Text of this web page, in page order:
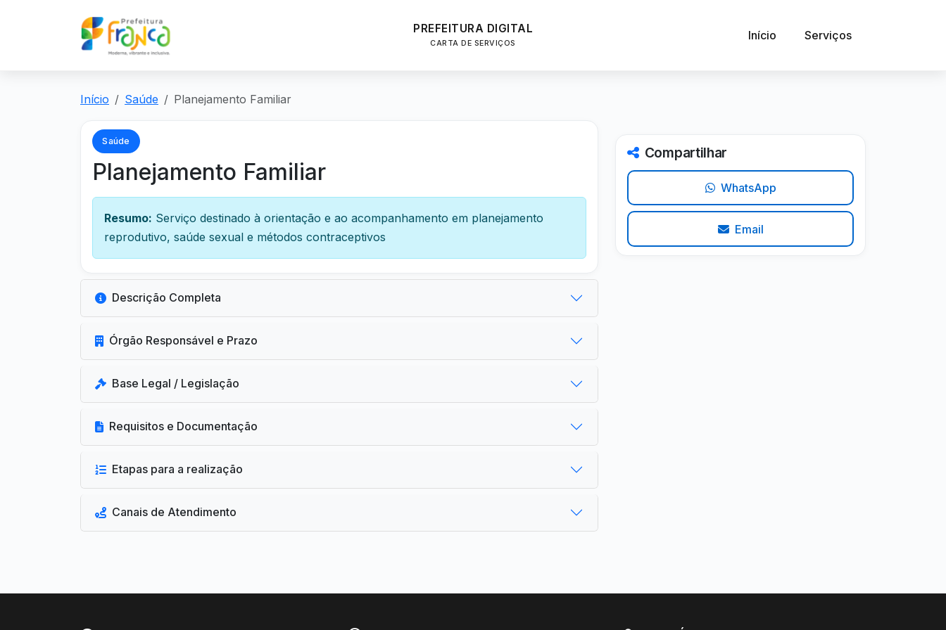
PREFEITURA DIGITAL
CARTA DE SERVIÇOS
Início Serviços
Início Saúde Planejamento Familiar
Saúde
Planejamento Familiar
Resumo: Serviço destinado à orientação e ao acompanhamento em planejamento
reprodutivo, saúde sexual e métodos contraceptivos
Descrição Completa
Órgão Responsável e Prazo
Base Legal / Legislação
Requisitos e Documentação
Etapas para a realização
Canais de Atendimento
Compartilhar
WhatsApp
Email